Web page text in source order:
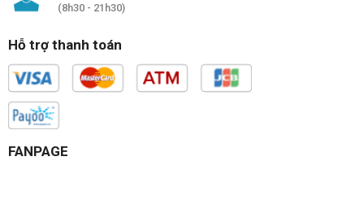
(8h30 - 21h30)
Hỗ trợ thanh toán
FANPAGE